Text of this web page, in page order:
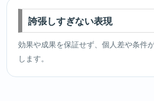
誇張しすぎない表現
効果や成果を保証せず、個人差や条件
します。